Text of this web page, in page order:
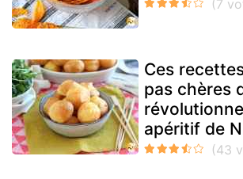
Ces
pas chères
apéritif de